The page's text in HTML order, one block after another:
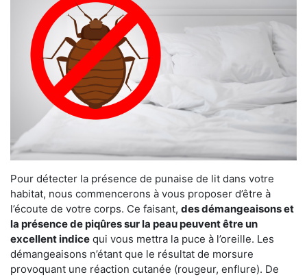
Pour détecter la présence de punaise de lit dans votre
habitat, nous commencerons à vous proposer d’être à
l’écoute de votre corps. Ce faisant, des démangeaisons et
la présence de piqûres sur la peau peuvent être un
excellent indice qui vous mettra la puce à l’oreille. Les
démangeaisons n’étant que le résultat de morsure
provoquant une réaction cutanée (rougeur, enflure). De